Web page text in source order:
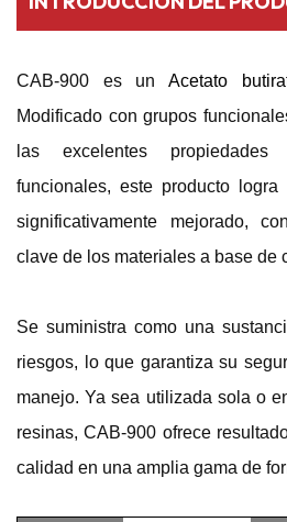
CAB-900 es unAcetato
Modificado con grupos
las excelentes
funcionales, este producto logra
significativamente mejorado,
clave de los materiales a base de
Se suministra como una
riesgos, lo que garantiza su
manejo. Ya sea utilizada sola o
resinas, CAB-900 ofrece
calidad en una amplia gama de